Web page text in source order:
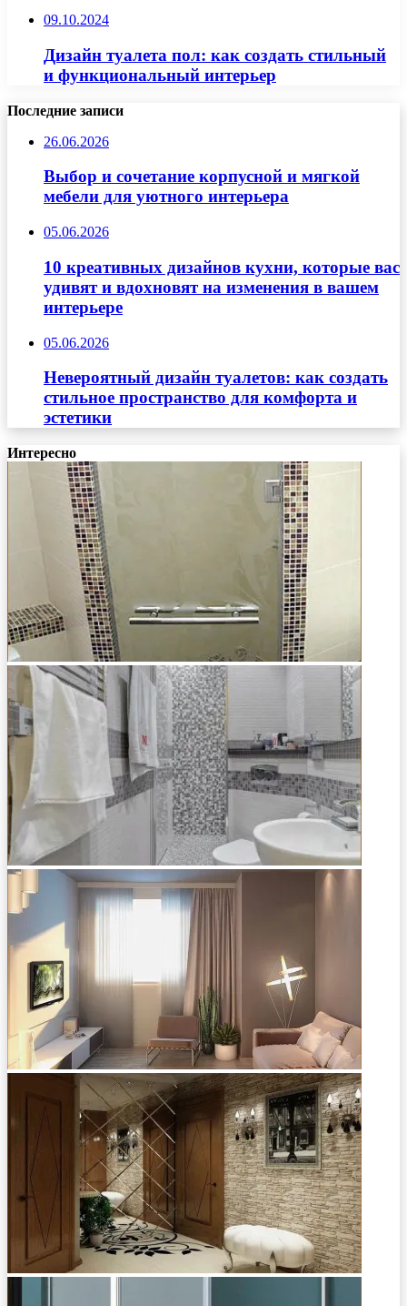
09.10.2024
Дизайн туалета пол: как создать стильный
и функциональный интерьер
Последние записи
26.06.2026
Выбор и сочетание корпусной и мягкой
мебели для уютного интерьера
05.06.2026
10 креативных дизайнов кухни, которые вас
удивят и вдохновят на изменения в вашем
интерьере
05.06.2026
Невероятный дизайн туалетов: как создать
стильное пространство для комфорта и
эстетики
Интересно